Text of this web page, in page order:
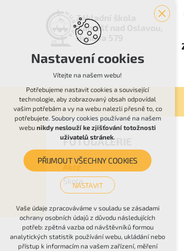
Základní škola
Náměšť nad Oslavou,
Husova 579
FOTOGALERIE
Akce
Škola
Nastavení cookies
Vítejte na našem webu!
Potřebujeme nastavit cookies a související
technologie, aby zobrazovaný obsah odpovídal
vašim potřebám a vy na webu nalezli přesně to, co
potřebujete. Soubory cookies používané na našem
webunikdy neslouží ke zjišťování totožnosti
uživatelů stránek.
PŘIJMOUT VŠECHNY COOKIES
NASTAVIT
Technická cookies
nutná pro provozování webu
udržení kontextu stránek (session): případná
přihlášení, volby jazyka, apod.
Vaše údaje zpracováváme v souladu se zásadami
ochrany osobních údajů z důvodu následujících
potřeb: zpětná vazba od návštěvníků formou
analytických statistik používání webu, ukládání nebo
přístup k informacím na vašem zařízení, měření